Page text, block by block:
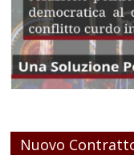
Nuovo